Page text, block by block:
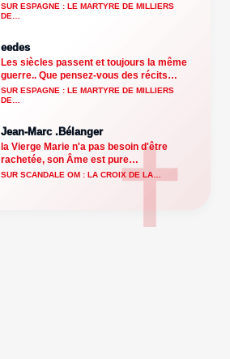
SUR ESPAGNE : LE MARTYRE DE MILLIERS
DE…
eedes
Les siècles passent et toujours la même
guerre.. Que pensez-vous des récits…
SUR ESPAGNE : LE MARTYRE DE MILLIERS
DE…
Jean-Marc .Bélanger
la Vierge Marie n'a pas besoin d'être
rachetée, son Âme est pure…
SUR SCANDALE OM : LA CROIX DE LA…